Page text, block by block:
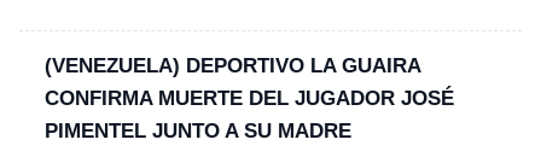
(VENEZUELA) DEPORTIVO LA GUAIRA
CONFIRMA MUERTE DEL JUGADOR JOSÉ
PIMENTEL JUNTO A SU MADRE